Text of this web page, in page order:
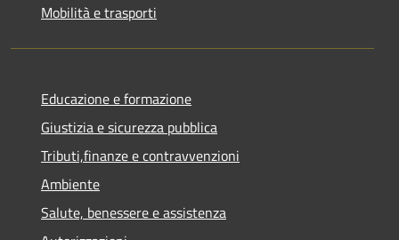
Mobilità e trasporti
Educazione e formazione
Giustizia e sicurezza pubblica
Tributi,finanze e contravvenzioni
Ambiente
Salute, benessere e assistenza